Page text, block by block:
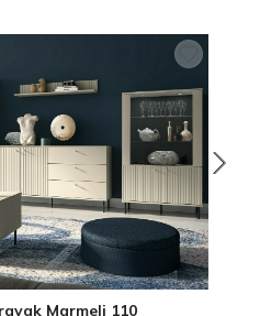
Marmeli 110